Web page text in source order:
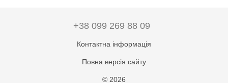
+38 099 269 88 09
Контактна інформація
Повна версія сайту
© 2026